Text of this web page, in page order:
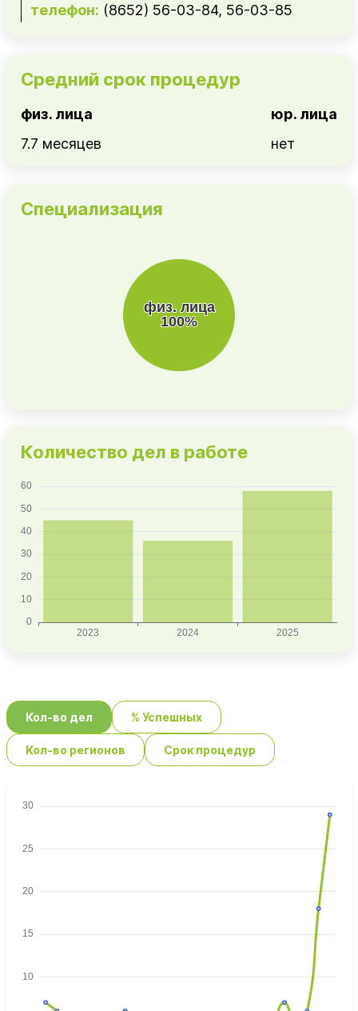
телефон: (8652) 56-03-84, 56-03-85
Средний срок процедур
физ. лица
7.7 месяцев
юр. лица
нет
Специализация
Количество дел в работе
Кол-во дел % Успешных
Кол-во регионов Срок процедур